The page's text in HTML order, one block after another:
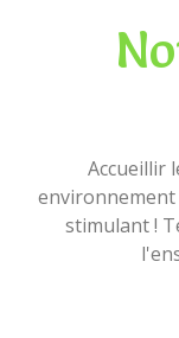
Accueillir
stimulant !